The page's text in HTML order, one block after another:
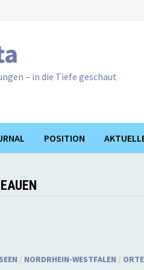
– in die Tiefe geschaut
POSITION
/ NORDRHEIN-WESTFALEN / ORTE